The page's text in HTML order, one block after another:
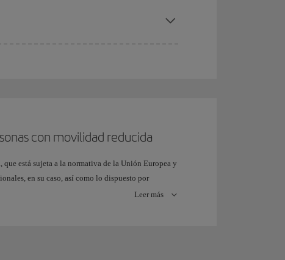
con movilidad reducida
está sujeta a la normativa de la Unión Europea y
en su caso, así como lo dispuesto por
Leer más